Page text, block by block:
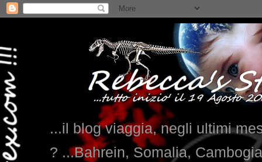
...il blog viaggia, negli ultimi
? ...Bahrein, Somalia,